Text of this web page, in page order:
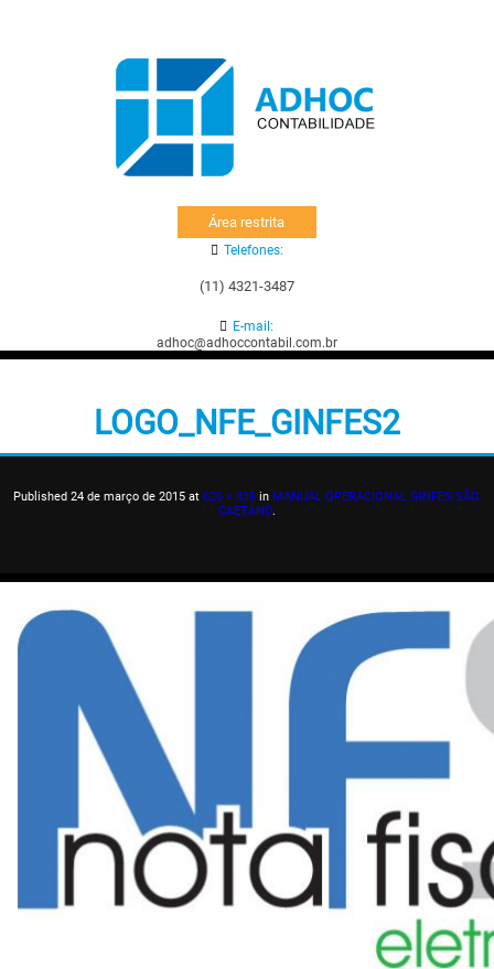
Área restrita
Telefones:
(11) 4321-3487
E-mail:
adhoc@adhoccontabil.com.br
LOGO_NFE_GINFES2
Published24 de março de 2015 at626 × 439 in MANUAL OPERACIONAL GINFES SÃO
CAETANO.